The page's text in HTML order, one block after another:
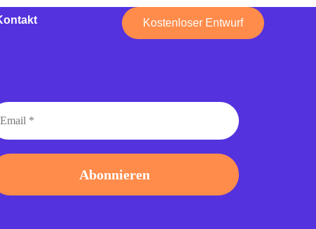
Kostenloser Entwurf